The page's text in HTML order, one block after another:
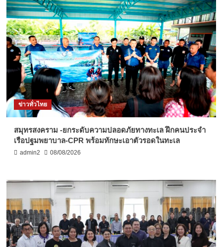
ข่าวทั่วไทย
สมุทรสงคราม -ยกระดับความปลอดภัยทางทะเล ฝึกคนประจำ
เรือปฐมพยาบาล-CPR พร้อมทักษะเอาตัวรอดในทะเล
admin2 08/08/2026